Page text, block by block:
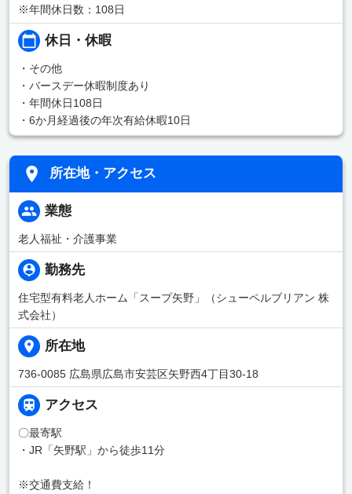
※年間休日数：108日
休日・休暇
・その他
・バースデー休暇制度あり
・年間休日108日
・6か月経過後の年次有給休暇10日
所在地・アクセス
業態
老人福祉・介護事業
勤務先
住宅型有料老人ホーム「スープ矢野」（シューペルブリアン 株
式会社）
所在地
736-0085 広島県広島市安芸区矢野西4丁目30-18
アクセス
〇最寄駅
・JR「矢野駅」から徒歩11分
※交通費支給！